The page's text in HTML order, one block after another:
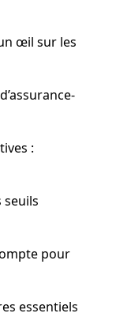
œil sur les
:
seuils
pour
essentiels